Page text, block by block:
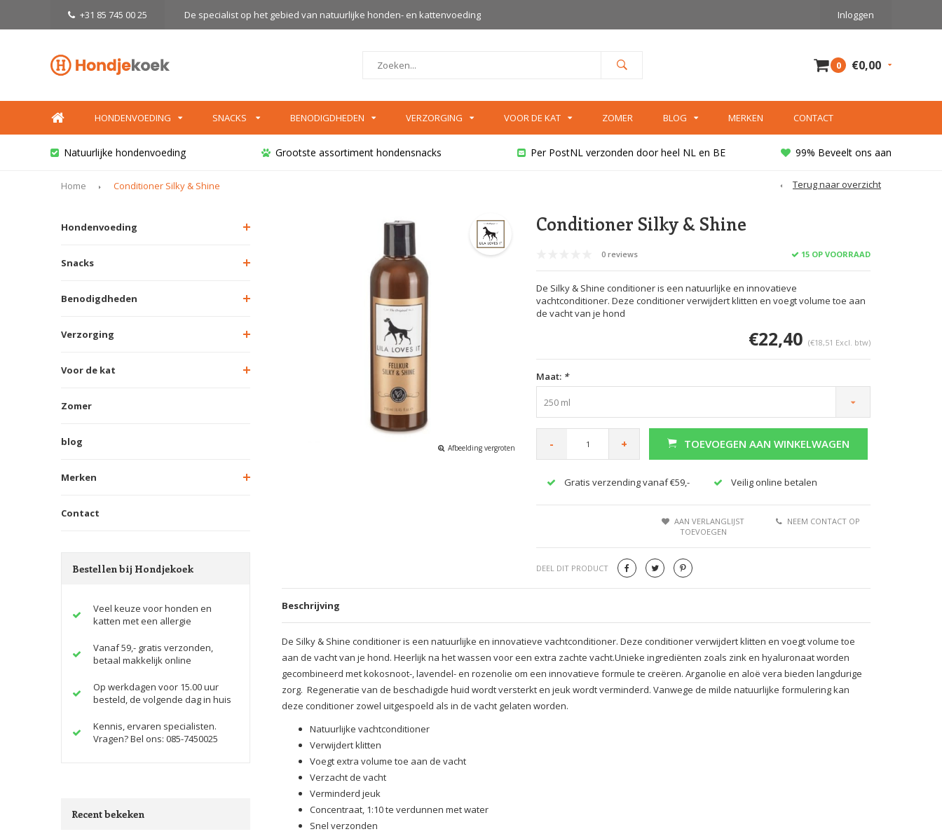
+31 85 745 00 25 De specialist op het gebied van natuurlijke honden- en kattenvoeding Inloggen
0 €0,00
HONDENVOEDING SNACKS BENODIGDHEDEN VERZORGING VOOR DE KAT ZOMER BLOG MERKEN CONTACT
Natuurlijke hondenvoeding Grootste assortiment hondensnacks Per PostNL verzonden door heel NL en BE 99% Beveelt ons aan
Home Conditioner Silky & Shine Terug naar overzicht
Hondenvoeding
Snacks
Benodigdheden
Verzorging
Voor de kat
Zomer
blog
Merken
Contact
Bestellen bij Hondjekoek
Veel keuze voor honden en
katten met een allergie
Vanaf 59,- gratis verzonden,
betaal makkelijk online
Op werkdagen voor 15.00 uur
besteld, de volgende dag in huis
Kennis, ervaren specialisten.
Vragen? Bel ons: 085-7450025
Recent bekeken
Afbeelding vergroten
Conditioner Silky & Shine
0 reviews 15 OP VOORRAAD
De Silky & Shine conditioner is een natuurlijke en innovatieve
vachtconditioner. Deze conditioner verwijdert klitten en voegt volume toe aan
de vacht van je hond
€22,40 (€18,51 Excl. btw)
Maat: *
250 ml
- + TOEVOEGEN AAN WINKELWAGEN
Gratis verzending vanaf €59,- Veilig online betalen
AAN VERLANGLIJST
TOEVOEGEN
NEEM CONTACT OP
DEEL DIT PRODUCT
Beschrijving
De Silky & Shine conditioner is een natuurlijke en innovatieve vachtconditioner. Deze conditioner verwijdert klitten en voegt volume toe
aan de vacht van je hond. Heerlijk na het wassen voor een extra zachte vacht.Unieke ingrediënten zoals zink en hyaluronaat worden
gecombineerd met kokosnoot-, lavendel- en rozenolie om een innovatieve formule te creëren. Arganolie en aloë vera bieden langdurige
zorg. Regeneratie van de beschadigde huid wordt versterkt en jeuk wordt verminderd. Vanwege de milde natuurlijke formulering kan
deze conditioner zowel uitgespoeld als in de vacht gelaten worden.
Natuurlijke vachtconditioner
Verwijdert klitten
Voegt extra volume toe aan de vacht
Verzacht de vacht
Verminderd jeuk
Concentraat, 1:10 te verdunnen met water
Snel verzonden